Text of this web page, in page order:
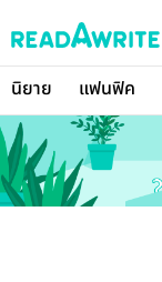
นิยาย แฟนฟิค